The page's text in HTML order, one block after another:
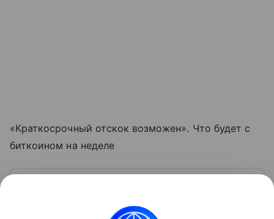
«Краткосрочный отскок возможен». Что будет с
биткоином на неделе
В статье выясним, что такое криптовалюта, для чего